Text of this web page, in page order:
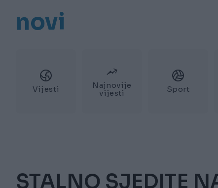
novi
Vijesti
Najnovije
vijesti
Sport
STALNO SJEDITE